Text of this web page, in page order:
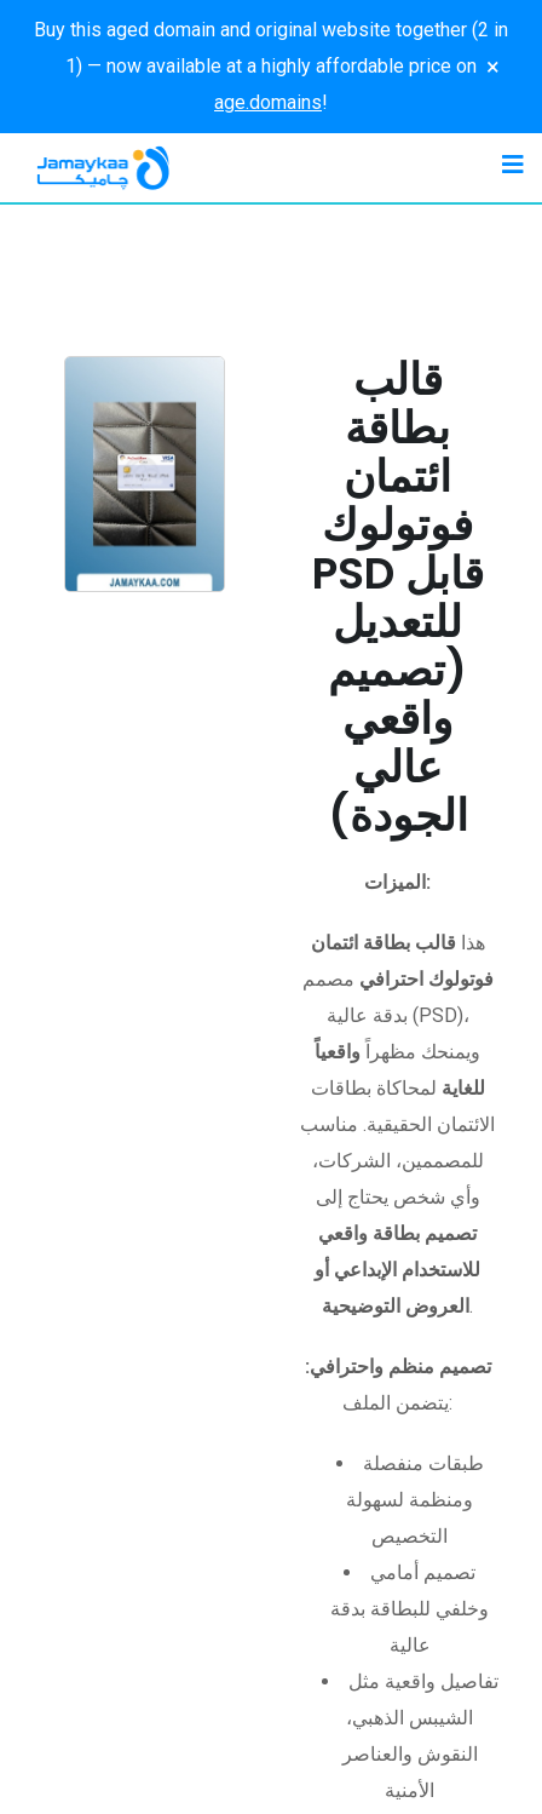
Buy this aged domain and original website together (2 in
1) — now available at a highly affordable price on
age.domains!
×
قالب
بطاقة
ائتمان
فوتولوك
PSD قابل
للتعديل
(تصميم
واقعي
عالي
الجودة)
الميزات:
هذا قالب بطاقة ائتمان
فوتولوك احترافي مصمم
بدقة عالية (PSD)،
ويمنحك مظهراً واقعياً
للغاية لمحاكاة بطاقات
الائتمان الحقيقية. مناسب
للمصممين، الشركات،
وأي شخص يحتاج إلى
تصميم بطاقة واقعي
للاستخدام الإبداعي أو
العروض التوضيحية .
تصميم منظم واحترافي:
يتضمن الملف:
طبقات منفصلة
ومنظمة لسهولة
التخصيص
تصميم أمامي
وخلفي للبطاقة بدقة
عالية
تفاصيل واقعية مثل
الشيبس الذهبي،
النقوش والعناصر
الأمنية